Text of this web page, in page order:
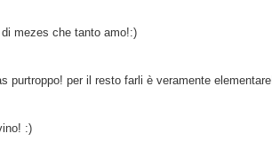
mezes che tanto amo!:)
purtroppo! per il resto farli è veramente
:)